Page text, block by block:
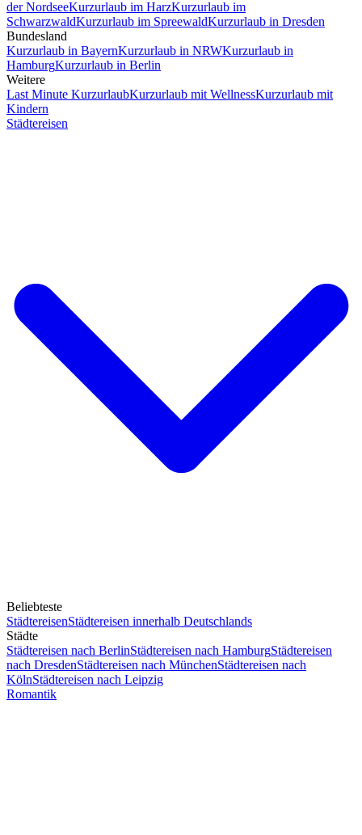
der NordseeKurzurlaub im HarzKurzurlaub im
SchwarzwaldKurzurlaub im SpreewaldKurzurlaub in Dresden
Bundesland
Kurzurlaub in BayernKurzurlaub in NRWKurzurlaub in
HamburgKurzurlaub in Berlin
Weitere
Last Minute KurzurlaubKurzurlaub mit WellnessKurzurlaub mit
Kindern
Städtereisen
Beliebteste
StädtereisenStädtereisen innerhalb Deutschlands
Städte
Städtereisen nach BerlinStädtereisen nach HamburgStädtereisen
nach DresdenStädtereisen nach MünchenStädtereisen nach
KölnStädtereisen nach Leipzig
Romantik